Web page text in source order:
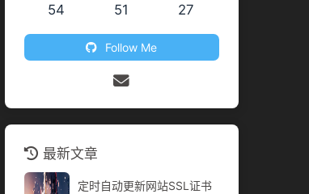
54 51 27
Follow Me
最新文章
定时自动更新网站SSL证书